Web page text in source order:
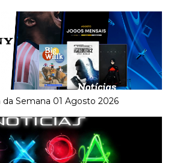
Semana 01 Agosto 2026